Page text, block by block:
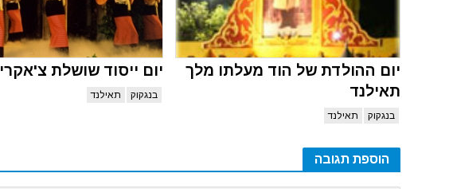
יום ההולדת של הוד מעלתו מלך
תאילנד
בנגקוק תאילנד
יום ייסוד שושלת צ'אקרי 2027
בנגקוק תאילנד
הוספת תגובה